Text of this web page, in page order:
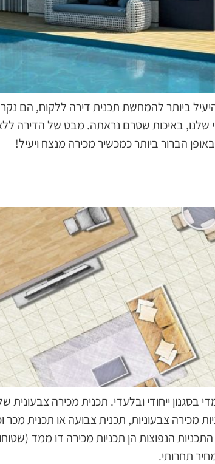
ביותר להמחשת תכנית דירה ללקוח, הם
מוצר בלעדי שלנו, באיכות שטרם נראתה. מבט
הברור ביותר כמכשיר מכירה מנצח ויעיל!
ייחודי ובלעדי. תכנית מכירה צבעונית
מכירה צבעוניות, תכנית צבועה או תכנית
התכניות הנפוצות הן תכניות מכירה דו ממד
תחרותי.